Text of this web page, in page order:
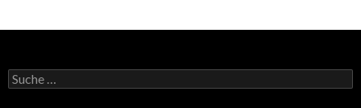
S
u